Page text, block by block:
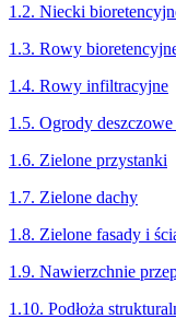
1.2. Niecki
1.3. Rowy
1.4. Rowy infiltracyjne
1.5. Ogrody
1.6. Zielone przystanki
1.7. Zielone dachy
1.8. Zielone fasady i
1.9. Nawierzchnie
1.10. Podłoża